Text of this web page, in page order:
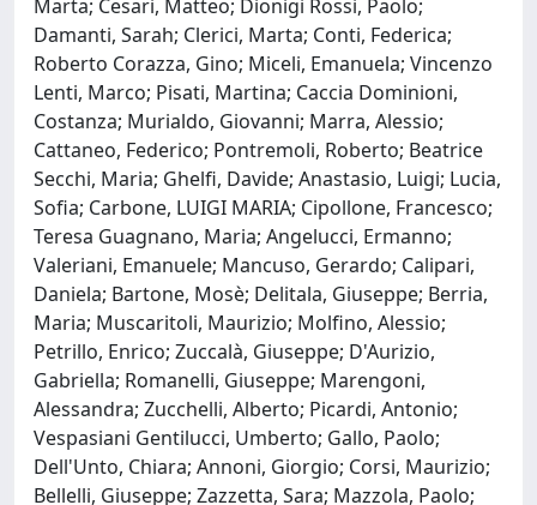
Marta; Cesari, Matteo; Dionigi Rossi, Paolo;
Damanti, Sarah; Clerici, Marta; Conti, Federica;
Roberto Corazza, Gino; Miceli, Emanuela; Vincenzo
Lenti, Marco; Pisati, Martina; Caccia Dominioni,
Costanza; Murialdo, Giovanni; Marra, Alessio;
Cattaneo, Federico; Pontremoli, Roberto; Beatrice
Secchi, Maria; Ghelfi, Davide; Anastasio, Luigi; Lucia,
Sofia; Carbone, LUIGI MARIA; Cipollone, Francesco;
Teresa Guagnano, Maria; Angelucci, Ermanno;
Valeriani, Emanuele; Mancuso, Gerardo; Calipari,
Daniela; Bartone, Mosè; Delitala, Giuseppe; Berria,
Maria; Muscaritoli, Maurizio; Molfino, Alessio;
Petrillo, Enrico; Zuccalà, Giuseppe; D'Aurizio,
Gabriella; Romanelli, Giuseppe; Marengoni,
Alessandra; Zucchelli, Alberto; Picardi, Antonio;
Vespasiani Gentilucci, Umberto; Gallo, Paolo;
Dell'Unto, Chiara; Annoni, Giorgio; Corsi, Maurizio;
Bellelli, Giuseppe; Zazzetta, Sara; Mazzola, Paolo;